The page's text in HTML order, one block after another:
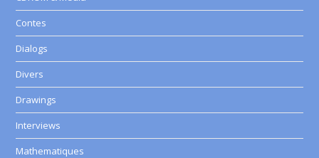
Contes
Dialogs
Divers
Drawings
Interviews
Mathematiques